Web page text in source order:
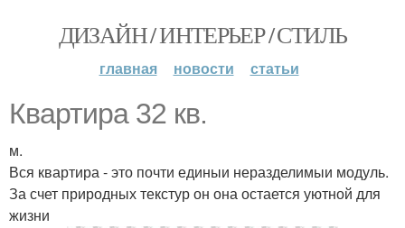
ДИЗАЙН / ИНТЕРЬЕР / СТИЛЬ
главная новости статьи
Квартира 32 кв.
м.
Вся квартира - это почти единыи неразделимыи модуль.
За счет природных текстур он она остается уютной для
жизни